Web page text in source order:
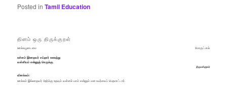
Posted in Tamil Education
தினம் ஒரு திருக்குறள்
ஊக்கமுடைமை பொருட்பால்
உள்ளம் இலாதவர் எய்தார் உலகத்து
வள்ளியம் என்னுஞ் செருக்கு.
திருவள்ளுவர்
விளக்கம்:
ஊக்கம் இல்லாதவர் பிறர்க்கு உதவும் வள்ளல் யாம் என்னும் மன உயர்வைப் பெறமாட்டார்.